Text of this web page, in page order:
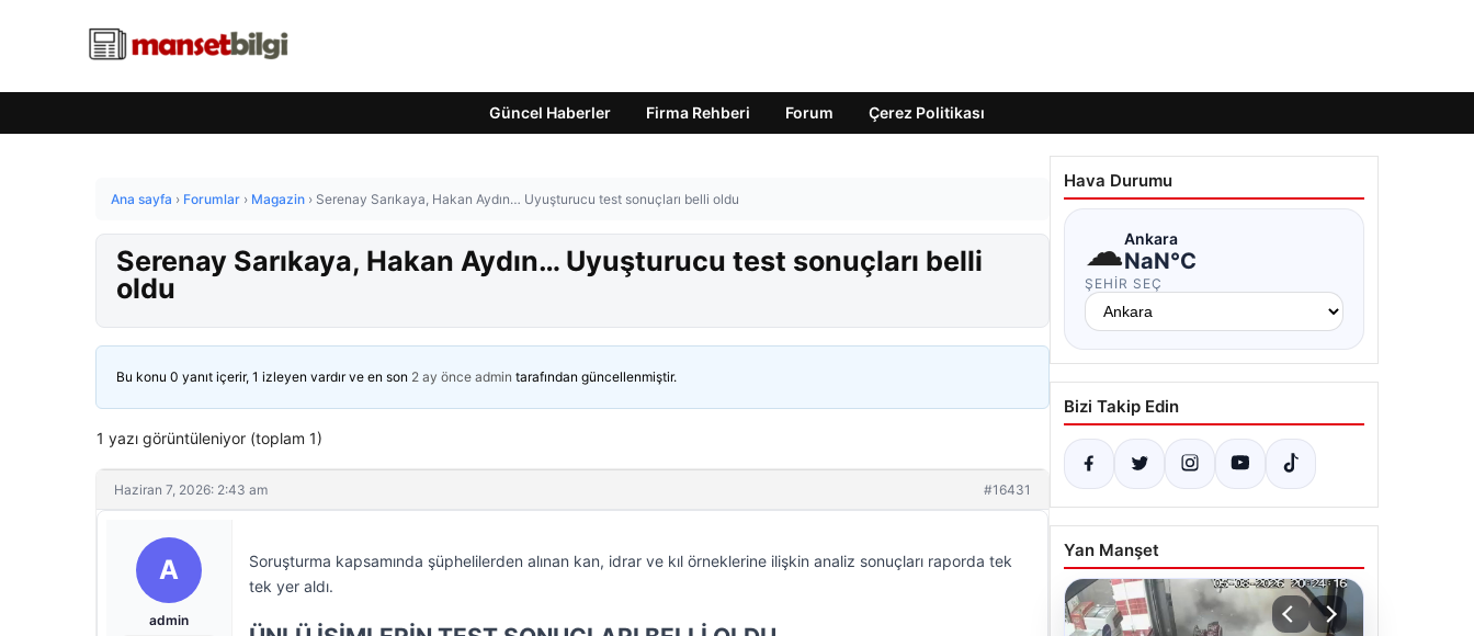
Güncel Haberler Firma Rehberi Forum Çerez Politikası
Ana sayfa › Forumlar › Magazin › Serenay Sarıkaya, Hakan Aydın… Uyuşturucu test sonuçları belli oldu
Serenay Sarıkaya, Hakan Aydın… Uyuşturucu test sonuçları belli
oldu
Bu konu 0 yanıt içerir, 1 izleyen vardır ve en son 2 ay önce admin tarafından güncellenmiştir.
1 yazı görüntüleniyor (toplam 1)
Haziran 7, 2026: 2:43 am #16431
A
admin
Soruşturma kapsamında şüphelilerden alınan kan, idrar ve kıl örneklerine ilişkin analiz sonuçları raporda tek
tek yer aldı.
Hava Durumu
☁Ankara
NaN°C
ŞEHIR SEÇ
Bizi Takip Edin
Yan Manşet